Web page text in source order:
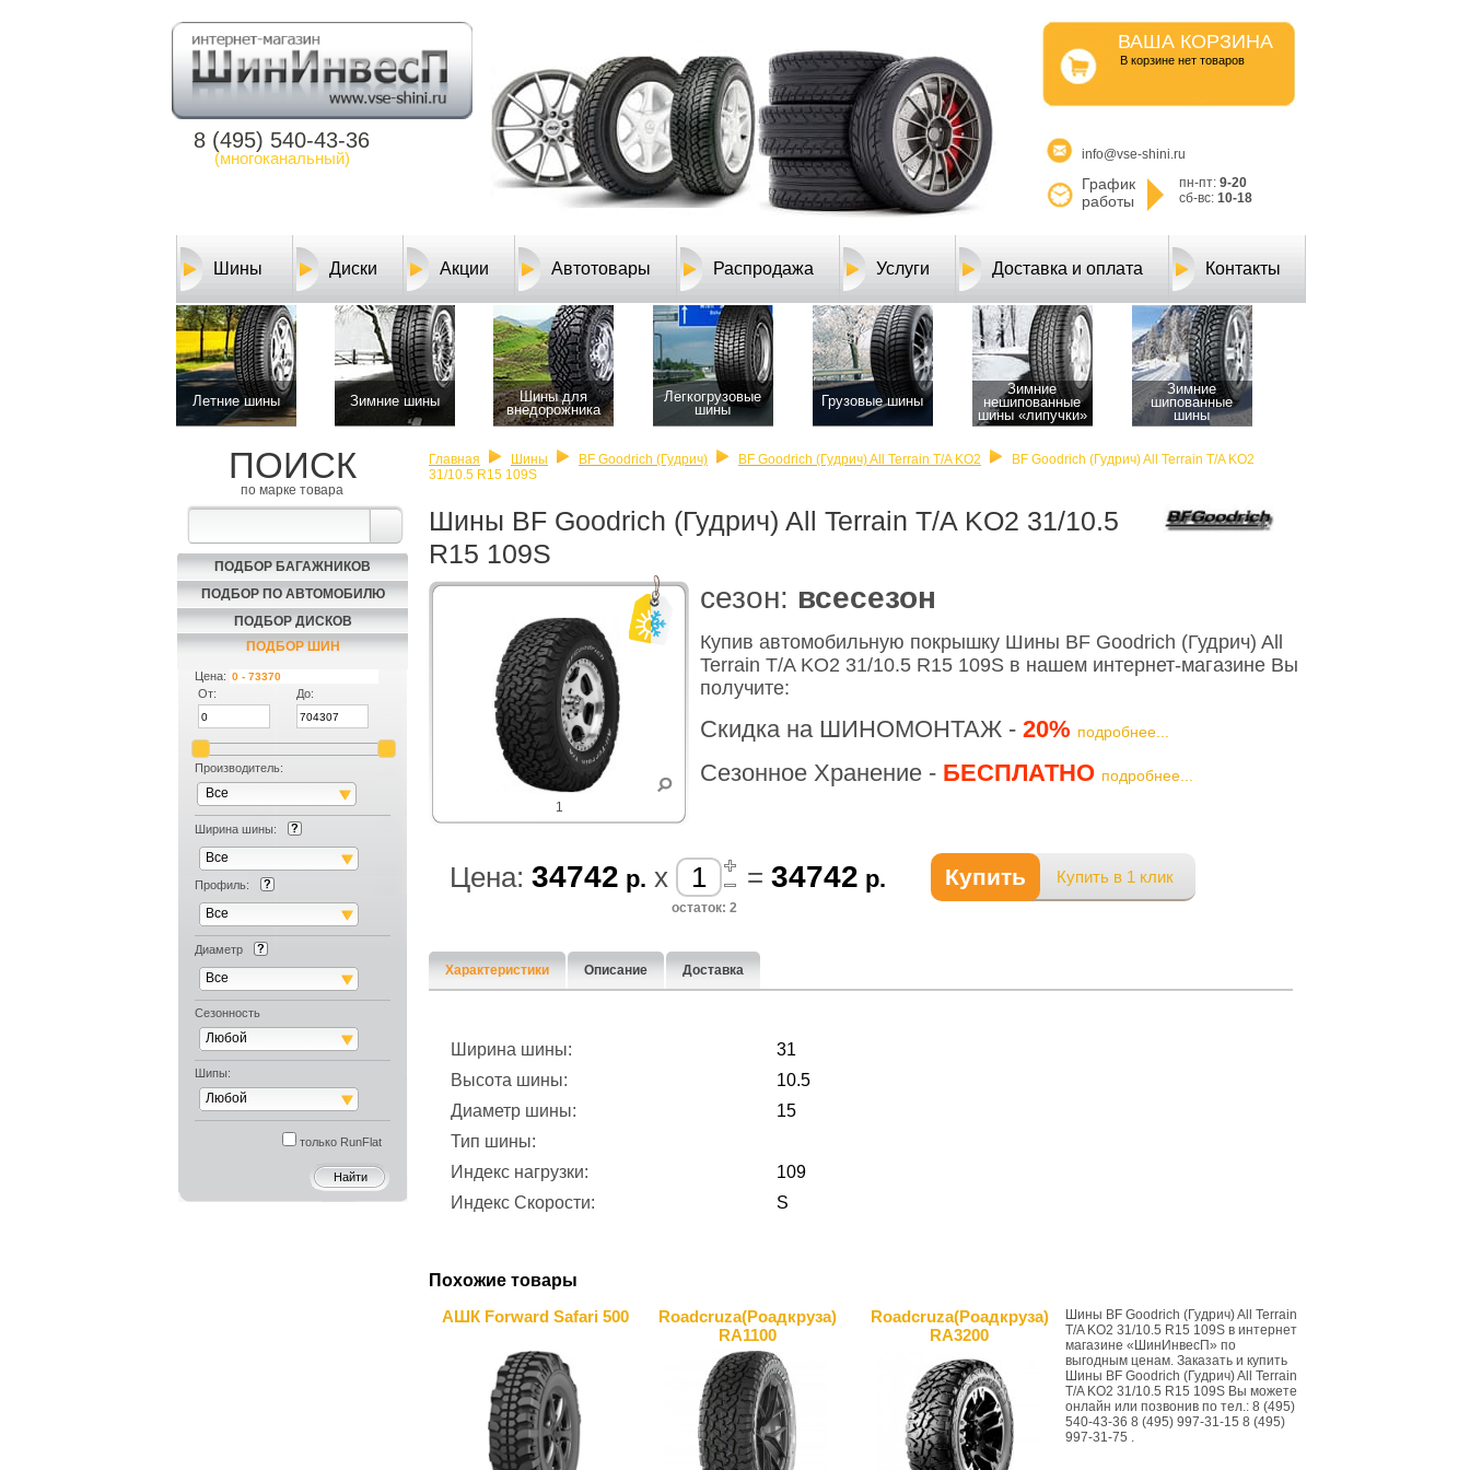
8 (495) 540-43-36
(многоканальный)
ВАША КОРЗИНА
B корзине нет товаров
info@vse-shini.ru
График
работы
пн-пт: 9-20
сб-вс: 10-18
Шины Диски Акции Автотовары Распродажа Услуги Доставка и оплата Контакты
Летние шины Зимние шины
Шины для
внедорожника
Легкогрузовые
шины
Грузовые шины
Зимние
нешипованные
шины «липучки»
Зимние
шипованные
шины
ПОИСК
по марке товара
ПОДБОР БАГАЖНИКОВ
ПОДБОР ПО АВТОМОБИЛЮ
ПОДБОР ДИСКОВ
ПОДБОР ШИН
Цена:
От:
До:
Производитель:
Все
Ширина шины:
Все
Профиль:
Все
Диаметр
Все
Сезонность
Любой
Шипы:
Любой
только RunFlat
Главная Шины BF Goodrich (Гудрич) BF Goodrich (Гудрич) All Terrain T/A KO2
BF Goodrich (Гудрич) All Terrain T/A KO2
31/10.5 R15 109S
Шины BF Goodrich (Гудрич) All Terrain T/A KO2 31/10.5
R15 109S
1
cезон: всесезон
Купив автомобильную покрышку Шины BF Goodrich (Гудрич) All
Terrain T/A KO2 31/10.5 R15 109S в нашем интернет-магазине Вы
получите:
Скидка на ШИНОМОНТАЖ - 20% подробнее...
Сезонное Хранение - БЕСПЛАТНО подробнее...
Цена: 34742 р. x = 34742 р. Купить Купить в 1 клик
остаток: 2
Характеристики Описание Доставка
Ширина шины:
31
Высота шины:
10.5
Диаметр шины:
15
Тип шины:
Индекс нагрузки:
109
Индекс Скорости:
S
Похожие товары
АШК Forward Safari 500
Roadcruza(Роадкруза)
RA1100
Roadcruza(Роадкруза)
RA3200
Шины BF Goodrich (Гудрич) All Terrain
T/A KO2 31/10.5 R15 109S в интернет
магазине «ШинИнвесП» по
выгодным ценам. Заказать и купить
Шины BF Goodrich (Гудрич) All Terrain
T/A KO2 31/10.5 R15 109S Вы можете
онлайн или позвонив по тел.: 8 (495)
540-43-36 8 (495) 997-31-15 8 (495)
997-31-75 .